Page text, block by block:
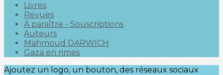
Livres
Revues
À paraître - Souscriptions
Auteurs
Mahmoud DARWICH
Gaza en rimes
Ajoutez un logo, un bouton, des réseaux sociaux